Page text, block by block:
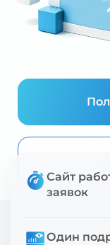
Сайт
заявок
Один